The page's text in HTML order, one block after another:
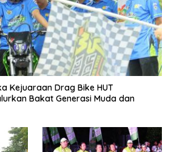
Kejuaraan Drag Bike HUT
Bakat Generasi Muda dan